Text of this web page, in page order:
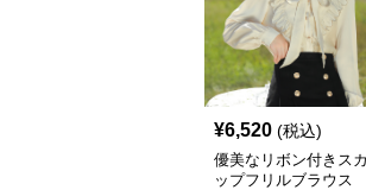
¥6,520 (税込)
優美なリボン付きス
ップフリルブラウス